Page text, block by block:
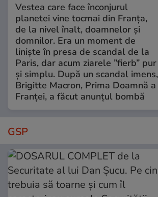
Vestea care face înconjurul
planetei vine tocmai din Franța,
de la nivel înalt, doamnelor și
domnilor. Era un moment de
liniște în presa de scandal de la
Paris, dar acum ziarele ”fierb” pur
și simplu. După un scandal imens,
Brigitte Macron, Prima Doamnă a
Franței, a făcut anunțul bombă
GSP